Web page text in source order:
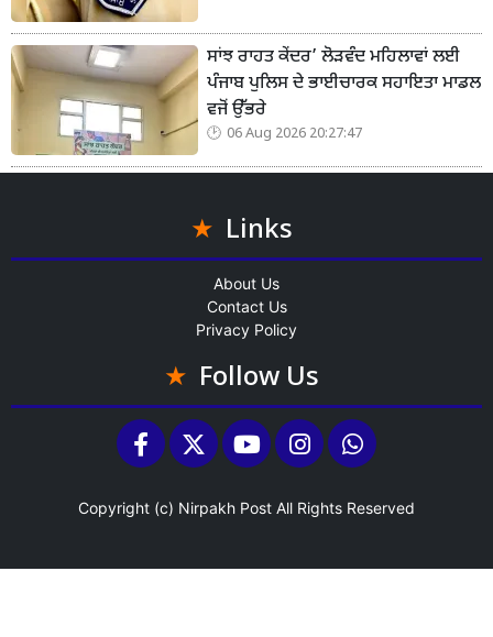
ਸਾਂਝ ਰਾਹਤ ਕੇਂਦਰ’ ਲੋੜਵੰਦ ਮਹਿਲਾਵਾਂ ਲਈ
ਪੰਜਾਬ ਪੁਲਿਸ ਦੇ ਭਾਈਚਾਰਕ ਸਹਾਇਤਾ ਮਾਡਲ
ਵਜੋਂ ਉੱਭਰੇ
06 Aug 2026 20:27:47
Links
About Us
Contact Us
Privacy Policy
Follow Us
Copyright (c) Nirpakh Post All Rights Reserved